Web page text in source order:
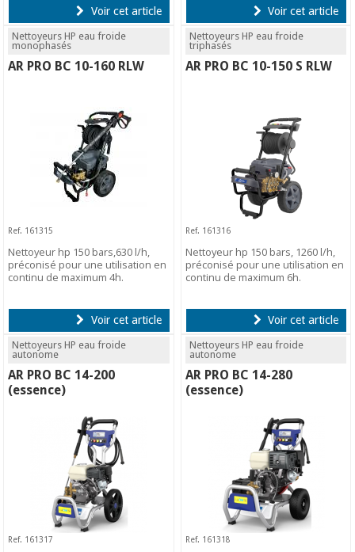
Voir cet article Voir cet article
Nettoyeurs HP eau froide
monophasés
AR PRO BC 10-160 RLW
Ref. 161315
Nettoyeur hp 150 bars,630 l/h,
préconisé pour une utilisation en
continu de maximum 4h.
Voir cet article
Nettoyeurs HP eau froide
triphasés
AR PRO BC 10-150 S RLW
Ref. 161316
Nettoyeur hp 150 bars, 1260 l/h,
préconisé pour une utilisation en
continu de maximum 6h.
Voir cet article
Nettoyeurs HP eau froide
autonome
AR PRO BC 14-200
(essence)
Ref. 161317
Nettoyeurs HP eau froide
autonome
AR PRO BC 14-280
(essence)
Ref. 161318